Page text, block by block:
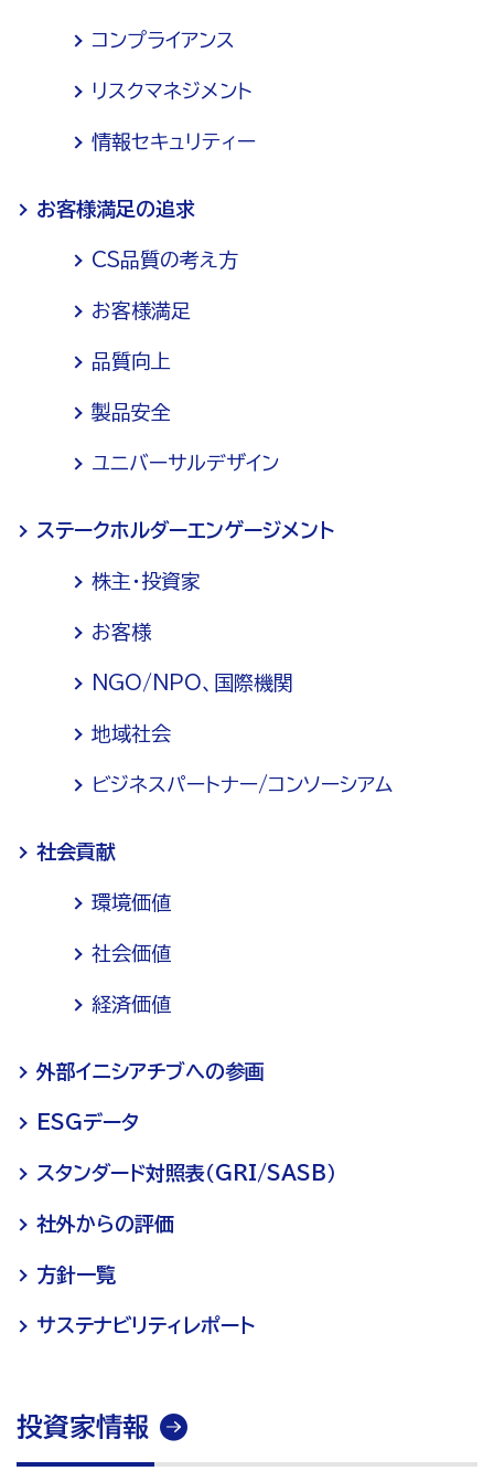
コンプライアンス
リスクマネジメント
情報セキュリティー
お客様満足の追求
CS品質の考え方
お客様満足
品質向上
製品安全
ユニバーサルデザイン
ステークホルダーエンゲージメント
株主・投資家
お客様
NGO/NPO、国際機関
地域社会
ビジネスパートナー/コンソーシアム
社会貢献
環境価値
社会価値
経済価値
外部イニシアチブへの参画
ESGデータ
スタンダード対照表（GRI/SASB）
社外からの評価
方針一覧
サステナビリティレポート
投資家情報